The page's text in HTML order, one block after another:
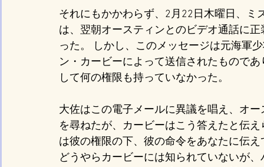
それにもかかわらず、2月22日木曜日、
は、翌朝オースティンとのビデオ通話に
った。 しかし、このメッセージは元海軍
ン・カービーによって送信されたもので
して何の権限も持っていなかった。
大佐はこの電子メールに異議を唱え、オ
を尋ねたが、カービーはこう答えたと伝
は彼の権限の下、彼の命令をあなたに伝え
どうやらカービーには知られていないが